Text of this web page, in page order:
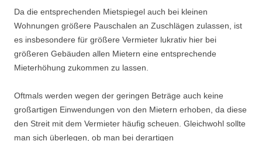
Da die entsprechenden Mietspiegel auch bei kleinen
Wohnungen größere Pauschalen an Zuschlägen zulassen, ist
es insbesondere für größere Vermieter lukrativ hier bei
größeren Gebäuden allen Mietern eine entsprechende
Mieterhöhung zukommen zu lassen.
Oftmals werden wegen der geringen Beträge auch keine
großartigen Einwendungen von den Mietern erhoben, da diese
den Streit mit dem Vermieter häufig scheuen. Gleichwohl sollte
man sich überlegen, ob man bei derartigen